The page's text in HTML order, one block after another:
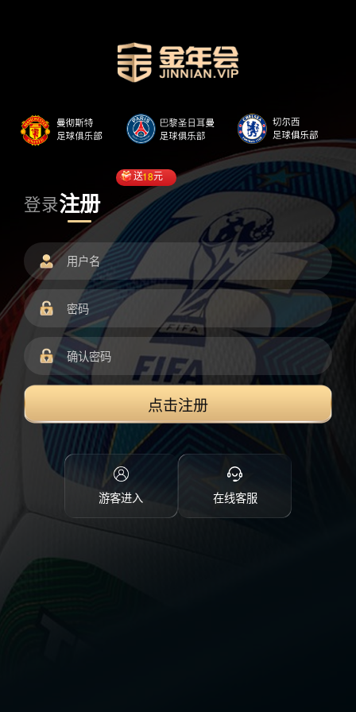
登录注册
送18元
点击注册
游客进入 在线客服